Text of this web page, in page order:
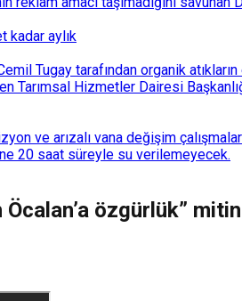
kadar aylık
Tugay tarafından organik
Tarımsal Hizmetler Dairesi
ve arızalı vana değişim
20 saat süreyle su verilemeyecek.
Öcalan’a özgürlük”